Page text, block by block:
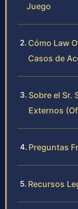
Juego
Cómo Law
Casos de
Sobre el Sr.
Externos
Preguntas
Recursos